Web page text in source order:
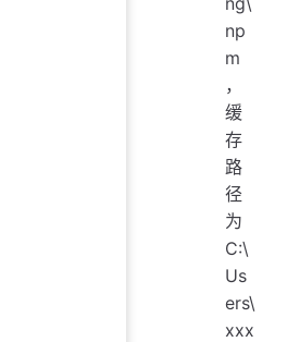
np
m
，
缓
存
路
径
为
C:\
Us
ers\
xxx